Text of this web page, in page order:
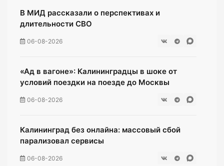
В МИД рассказали о перспективах и
длительности СВО
06-08-2026
«Ад в вагоне»: Калининградцы в шоке от
условий поездки на поезде до Москвы
06-08-2026
Калининград без онлайна: массовый сбой
парализовал сервисы
06-08-2026